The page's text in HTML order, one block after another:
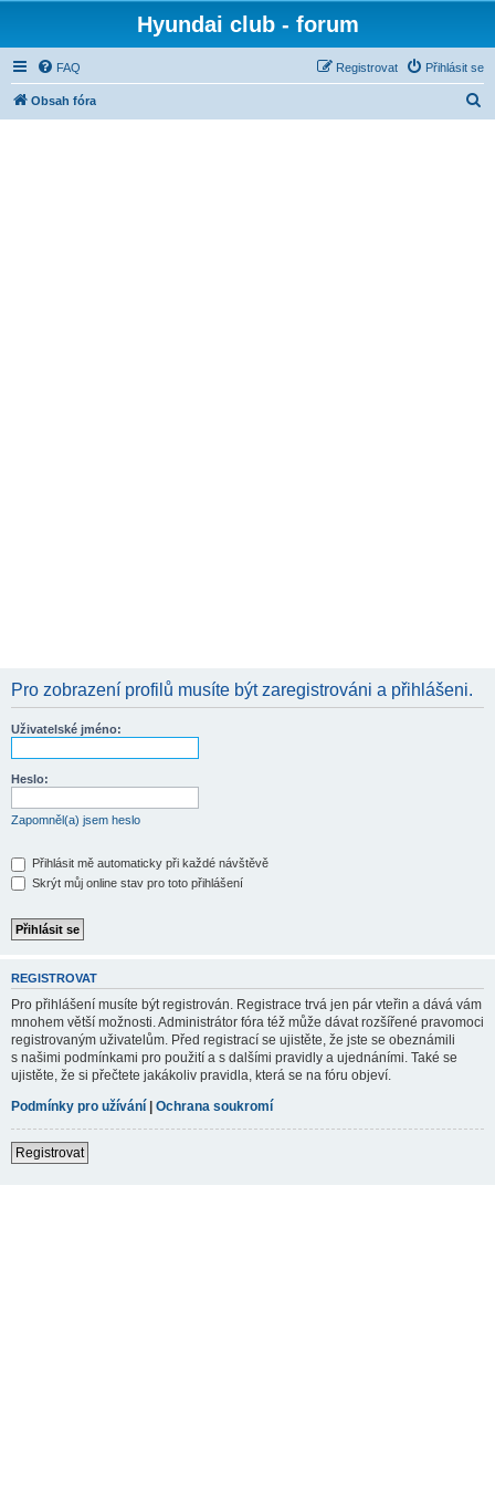
Hyundai club - forum
FAQ Přihlásit se
Registrovat
Obsah fóra
Pro zobrazení profilů musíte být zaregistrováni a přihlášeni.
Uživatelské jméno:
Heslo:
Zapomněl(a) jsem heslo
Přihlásit mě automaticky při každé návštěvě
Skrýt můj online stav pro toto přihlášení
REGISTROVAT
Pro přihlášení musíte být registrován. Registrace trvá jen pár vteřin a dává vám
mnohem větší možnosti. Administrátor fóra též může dávat rozšířené pravomoci
registrovaným uživatelům. Před registrací se ujistěte, že jste se obeznámili
s našimi podmínkami pro použití a s dalšími pravidly a ujednáními. Také se
ujistěte, že si přečtete jakákoliv pravidla, která se na fóru objeví.
Podmínky pro užívání | Ochrana soukromí
Registrovat